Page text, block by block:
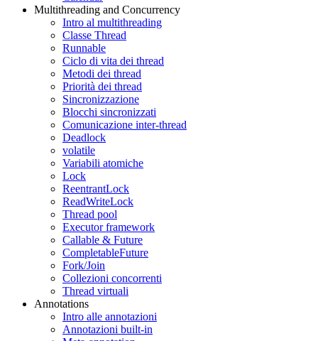
Multithreading and Concurrency
Intro al multithreading
Classe Thread
Runnable
Ciclo di vita dei thread
Metodi dei thread
Priorità dei thread
Sincronizzazione
Blocchi sincronizzati
Comunicazione inter-thread
Deadlock
volatile
Variabili atomiche
Lock
ReentrantLock
ReadWriteLock
Thread pool
Executor framework
Callable & Future
CompletableFuture
Fork/Join
Collezioni concorrenti
Thread virtuali
Annotations
Intro alle annotazioni
Annotazioni built-in